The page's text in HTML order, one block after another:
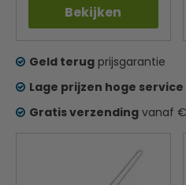
Bekijken
Geld terug prijsgarantie
Lage prijzen hoge service
Gratis verzending vanaf